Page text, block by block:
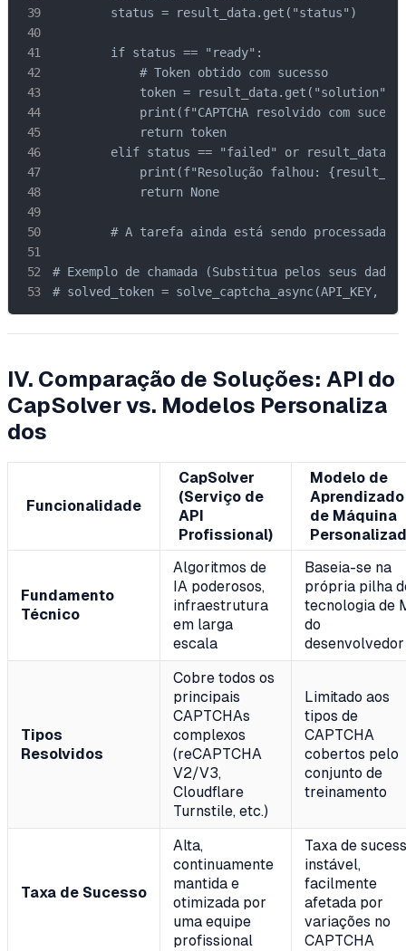
        status = result_data.get("status")
        if status == "ready":
            # Token obtido com sucesso
token = result_data.get("solution",
print(f"CAPTCHA resolvido com
            return token
elif status == "failed" or
print(f"Resolução falhou:
            return None
# A tarefa ainda está sendo processada,
# Exemplo de chamada (Substitua pelos seus
# solved_token = solve_captcha_async(API_KEY,
IV. Comparação de Soluções: API do
CapSolver vs. Modelos Personaliza
dos
Funcionalidade
CapSolver
(Serviço de
API
Profissional)
Modelo de
Aprendizado
de Máquina
Fundamento
Técnico
Algoritmos de
IA poderosos,
infraestrutura
em larga
escala
Baseia-se na
própria pilha
tecnologia de
do
desenvolvedor
Tipos
Resolvidos
Cobre todos os
principais
CAPTCHAs
complexos
(reCAPTCHA
V2/V3,
Cloudflare
Turnstile, etc.)
Limitado aos
tipos de
CAPTCHA
cobertos pelo
conjunto de
treinamento
Taxa de Sucesso
Alta,
continuamente
mantida e
otimizada por
uma equipe
profissional
Taxa de
instável,
facilmente
afetada por
variações no
CAPTCHA